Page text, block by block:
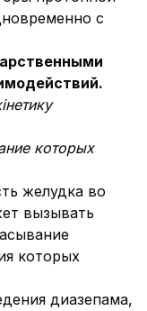
с
которых
желудка во
вызывать
которых
диазепама,